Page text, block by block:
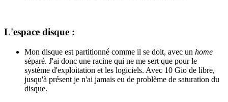
L'espace disque :
Mon disque est partitionné comme il se doit, avec un home
séparé. J'ai donc une racine qui ne me sert que pour le
système d'exploitation et les logiciels. Avec 10 Gio de libre,
jusqu'à présent je n'ai jamais eu de problème de saturation du
disque.